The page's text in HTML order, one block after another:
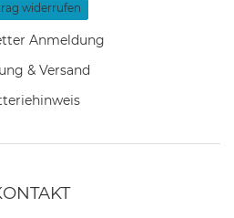
widerrufen
Anmeldung
& Versand